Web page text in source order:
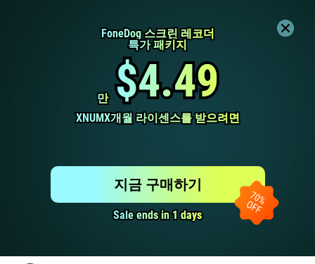
FoneDog 스크린 레코더
FoneDog 스크린 레코더
특가 패키지
특가 패키지
만
만 $4.49
$4.49
XNUMX개월 라이센스를 받으려면
XNUMX개월 라이센스를 받으려면
Sale ends in 1 days
Sale ends in 1 days
지금 구매하기